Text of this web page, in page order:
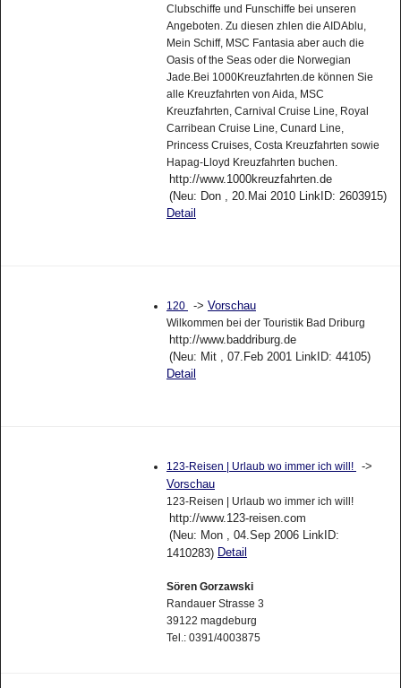
Clubschiffe und Funschiffe bei unseren
Angeboten. Zu diesen zhlen die AIDAblu,
Mein Schiff, MSC Fantasia aber auch die
Oasis of the Seas oder die Norwegian
Jade.Bei 1000Kreuzfahrten.de können Sie
alle Kreuzfahrten von Aida, MSC
Kreuzfahrten, Carnival Cruise Line, Royal
Carribean Cruise Line, Cunard Line,
Princess Cruises, Costa Kreuzfahrten sowie
Hapag-Lloyd Kreuzfahrten buchen.
http://www.1000kreuzfahrten.de
(Neu: Don , 20.Mai 2010 LinkID: 2603915)
Detail
120 -> Vorschau
Wilkommen bei der Touristik Bad Driburg
http://www.baddriburg.de
(Neu: Mit , 07.Feb 2001 LinkID: 44105)
Detail
123-Reisen | Urlaub wo immer ich will!
->
Vorschau
123-Reisen | Urlaub wo immer ich will!
http://www.123-reisen.com
(Neu: Mon , 04.Sep 2006 LinkID:
1410283) Detail
Sören Gorzawski
Randauer Strasse 3
39122 magdeburg
Tel.: 0391/4003875